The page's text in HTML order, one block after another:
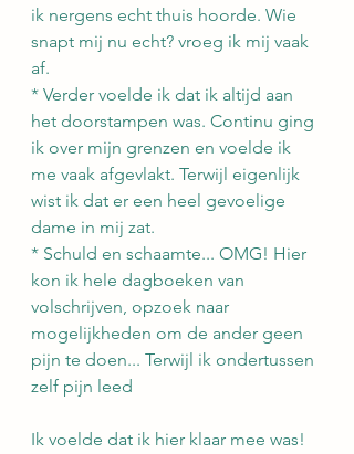
ik nergens echt thuis hoorde. Wie
snapt mij nu echt? vroeg ik mij vaak
af.
* Verder voelde ik dat ik altijd aan
het doorstampen was. Continu ging
ik over mijn grenzen en voelde ik
me vaak afgevlakt. Terwijl eigenlijk
wist ik dat er een heel gevoelige
dame in mij zat.
* Schuld en schaamte... OMG! Hier
kon ik hele dagboeken van
volschrijven, opzoek naar
mogelijkheden om de ander geen
pijn te doen... Terwijl ik ondertussen
zelf pijn leed
Ik voelde dat ik hier klaar mee was!